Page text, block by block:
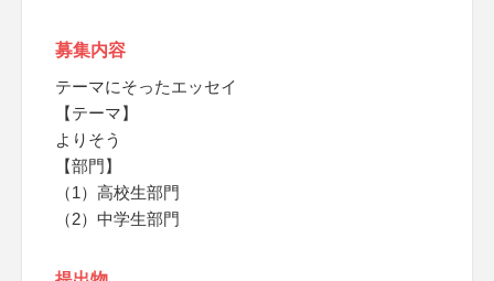
募集内容
テーマにそったエッセイ
【テーマ】
よりそう
【部門】
（1）高校生部門
（2）中学生部門